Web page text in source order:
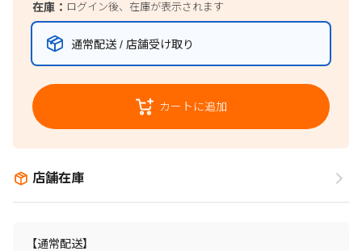
在庫： ログイン後、在庫が表示されます
通常配送 / 店舗受け取り
カートに追加
店舗在庫
【通常配送】